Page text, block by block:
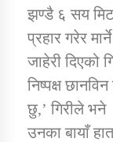
सन्देश
तातोपानी गाउँपालिका
झण्डै ६ सय
प्रहार गरेर
जाहेरी दिएको
निष्पक्ष
छु,’ गिरीले भने
उनका बायाँ